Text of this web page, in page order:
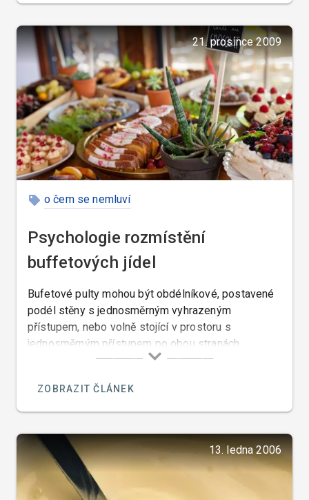
o znalosti jazyků a psychologie.
21. prosince 2009
o čem se nemluví
Psychologie rozmístění
buffetových jídel
Bufetové pulty mohou být obdélníkové, postavené
podél stěny s jednosměrným vyhrazeným
přístupem, nebo volně stojící v prostoru s
jednosměrným přístupem po obou stranách,
případně kulaté „ostrůvky“ s přístupem se všech
ZOBRAZIT ČLÁNEK
13. ledna 2006